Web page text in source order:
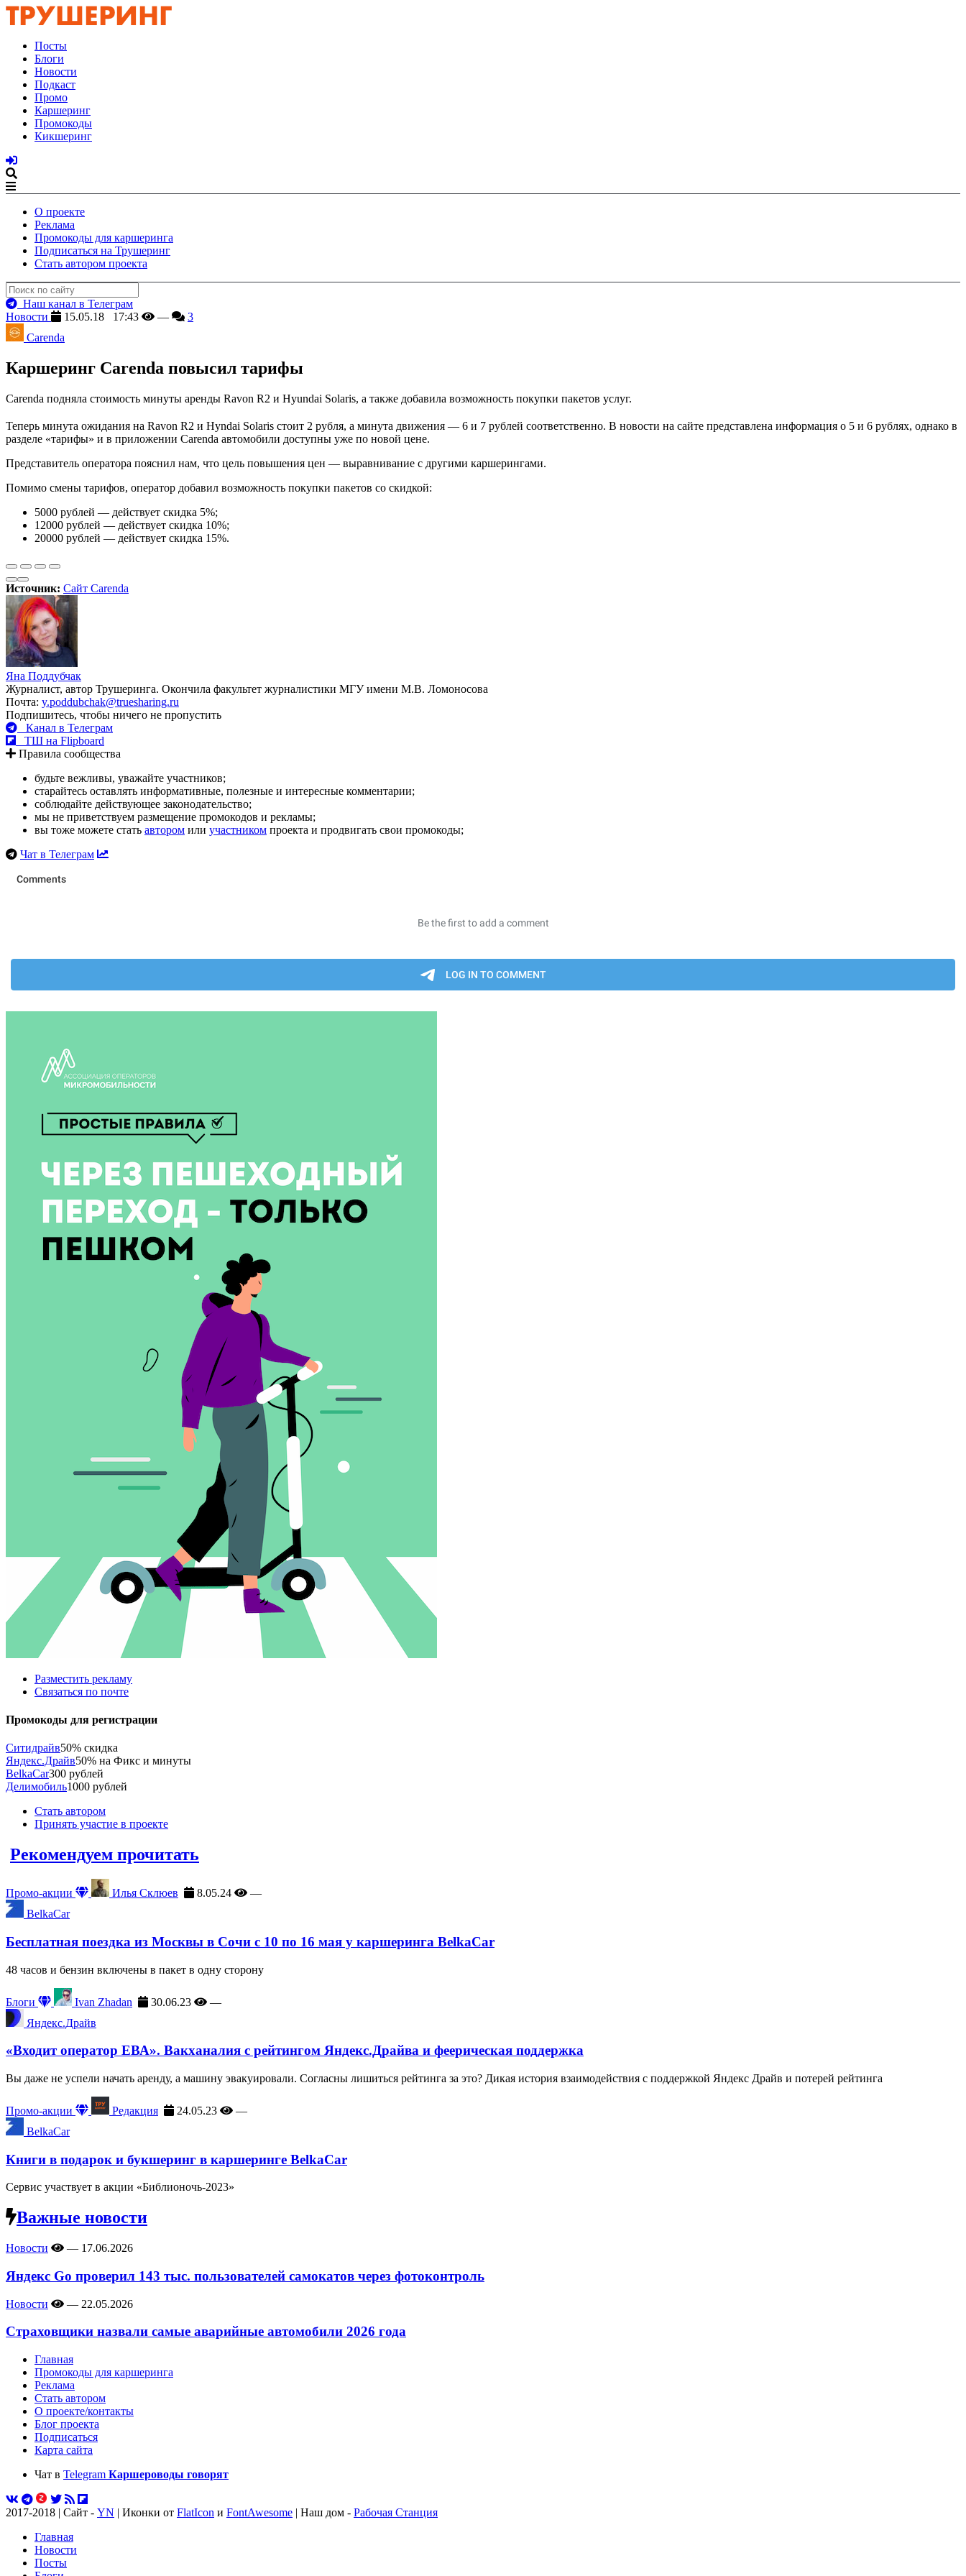
Посты
Блоги
Новости
Подкаст
Промо
Каршеринг
Промокоды
Кикшеринг
О проекте
Реклама
Промокоды для каршеринга
Подписаться на Трушеринг
Стать автором проекта
Наш канал в Телеграм
Новости
15.05.18 17:43 —
3
Carenda
Каршеринг Carenda повысил тарифы
Carenda подняла стоимость минуты аренды Ravon R2 и Hyundai Solaris, а также добавила возможность покупки пакетов услуг.
Теперь минута ожидания на Ravon R2 и Hyndai Solaris стоит 2 рубля, а минута движения — 6 и 7 рублей соответственно. В новости на сайте представлена информация о 5 и 6 рублях, однако в
разделе «тарифы» и в приложении Carenda автомобили доступны уже по новой цене.
Представитель оператора пояснил нам, что цель повышения цен — выравнивание с другими каршерингами.
Помимо смены тарифов, оператор добавил возможность покупки пакетов со скидкой:
5000 рублей — действует скидка 5%;
12000 рублей — действует скидка 10%;
20000 рублей — действует скидка 15%.
Источник: Сайт Carenda
Яна Поддубчак
Журналист, автор Трушеринга. Окончила факультет журналистики МГУ имени М.В. Ломоносова
Почта: y.poddubchak@truesharing.ru
Подпишитесь, чтобы ничего не пропустить
Канал в Телеграм
ТШ на Flipboard
Правила сообщества
будьте вежливы, уважайте участников;
старайтесь оставлять информативные, полезные и интересные комментарии;
соблюдайте действующее законодательство;
мы не приветствуем размещение промокодов и рекламы;
вы тоже можете стать автором или участником проекта и продвигать свои промокоды;
Чат в Телеграм
Разместить рекламу
Связаться по почте
Промокоды для регистрации
Ситидрайв50% скидка
Яндекс.Драйв50% на Фикс и минуты
BelkaCar300 рублей
Делимобиль1000 рублей
Стать автором
Принять участие в проекте
Рекомендуем прочитать
Промо-акции Илья Склюев 8.05.24
—
BelkaCar
Бесплатная поездка из Москвы в Сочи с 10 по 16 мая у каршеринга BelkaCar
48 часов и бензин включены в пакет в одну сторону
Блоги Ivan Zhadan 30.06.23
—
Яндекс.Драйв
«Входит оператор ЕВА». Вакханалия с рейтингом Яндекс.Драйва и феерическая поддержка
Вы даже не успели начать аренду, а машину эвакуировали. Согласны лишиться рейтинга за это? Дикая история взаимодействия с поддержкой Яндекс Драйв и потерей рейтинга
Промо-акции Редакция 24.05.23
—
BelkaCar
Книги в подарок и букшеринг в каршеринге BelkaCar
Сервис участвует в акции «Библионочь-2023»
Важные новости
Новости — 17.06.2026
Яндекс Go проверил 143 тыс. пользователей самокатов через фотоконтроль
Новости — 22.05.2026
Страховщики назвали самые аварийные автомобили 2026 года
Главная
Промокоды для каршеринга
Реклама
Стать автором
О проекте/контакты
Блог проекта
Подписаться
Карта сайта
Чат в Telegram Каршероводы говорят
2017-2018 | Сайт - YN | Иконки от FlatIcon и FontAwesome | Наш дом - Рабочая Станция
Главная
Новости
Посты